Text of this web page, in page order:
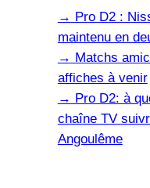
→ Pro D2 :
maintenu en
→ Matchs
affiches à venir
→ Pro D2: à
chaîne TV
Angoulême